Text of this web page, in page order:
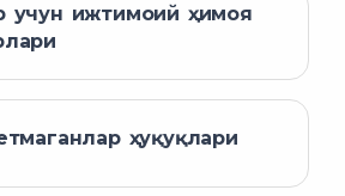
учун ижтимоий ҳимоя
ҳуқуқлари